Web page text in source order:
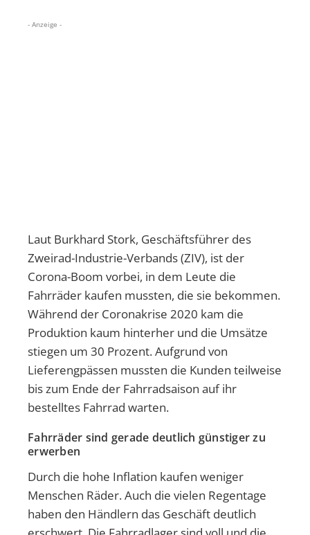
- Anzeige -
Laut Burkhard Stork, Geschäftsführer des
Zweirad-Industrie-Verbands (ZIV), ist der
Corona-Boom vorbei, in dem Leute die
Fahrräder kaufen mussten, die sie bekommen.
Während der Coronakrise 2020 kam die
Produktion kaum hinterher und die Umsätze
stiegen um 30 Prozent. Aufgrund von
Lieferengpässen mussten die Kunden teilweise
bis zum Ende der Fahrradsaison auf ihr
bestelltes Fahrrad warten.
Fahrräder sind gerade deutlich günstiger zu
erwerben
Durch die hohe Inflation kaufen weniger
Menschen Räder. Auch die vielen Regentage
haben den Händlern das Geschäft deutlich